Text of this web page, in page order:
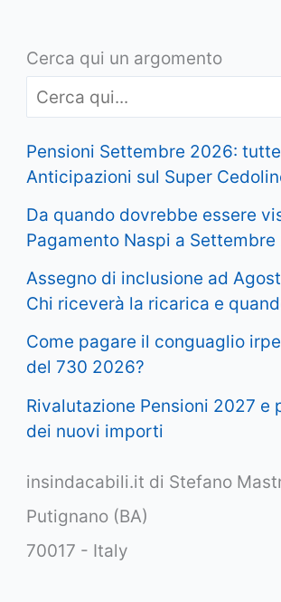
Cerca qui un argomento
Pensioni Settembre 2026:
Anticipazioni sul Super
Da quando dovrebbe essere
Pagamento Naspi a Settembre
Assegno di inclusione ad
Chi riceverà la ricarica e
Come pagare il conguaglio
del 730 2026?
Rivalutazione Pensioni 2027 e
dei nuovi importi
insindacabili.it di Stefano
Putignano (BA)
70017 - Italy